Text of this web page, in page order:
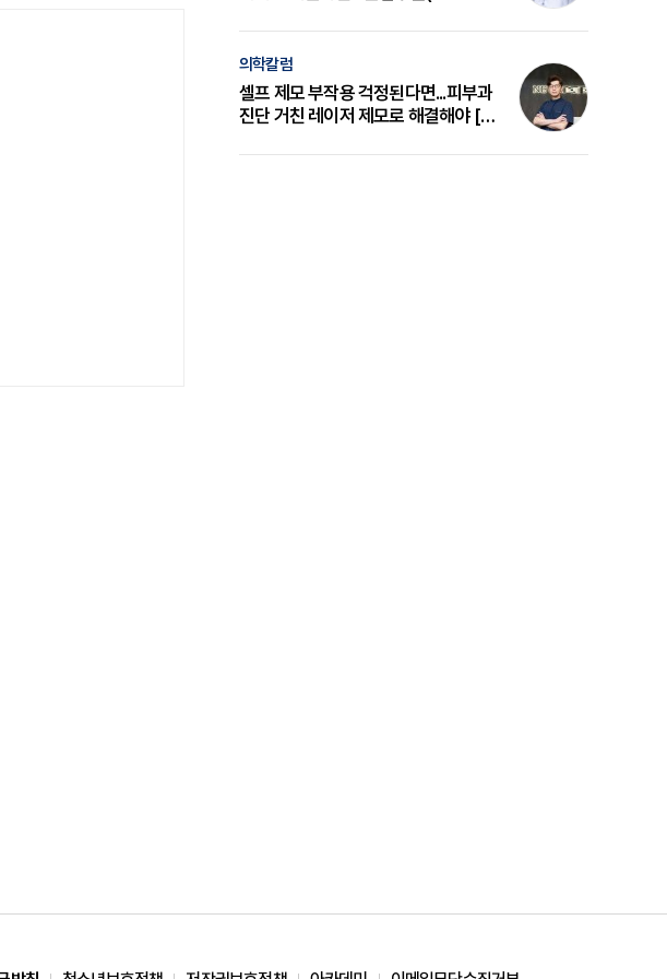
의학칼럼
셀프 제모 부작용 걱정된다면...피부과
진단 거친 레이저 제모로 해결해야 [변